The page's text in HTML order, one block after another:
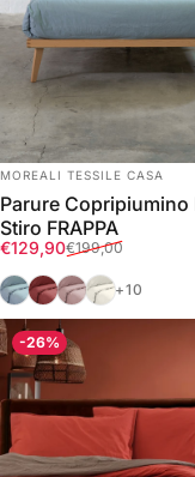
FORNITORE:
MOREALI TESSILE CASA
Parure Copripiumino
Stiro FRAPPA
Prezzo scontato
€129,90
Prezzo di listino
€199,00
Azzurro Polvere
Melograno
Rosa Tenue
Avorio
+10
-26%